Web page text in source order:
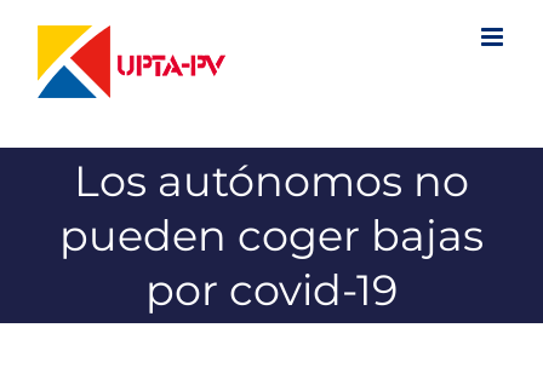
contenido
Los autónomos no
pueden coger bajas
por covid-19